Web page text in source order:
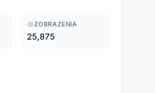
ZOBRAZENIA
25,875